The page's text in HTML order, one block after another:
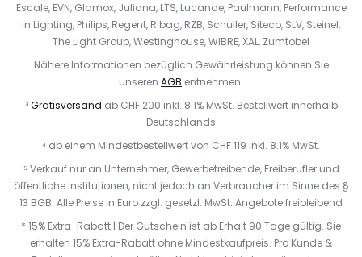
Escale, EVN, Glamox, Juliana, LTS, Lucande, Paulmann, Performance
in Lighting, Philips, Regent, Ribag, RZB, Schuller, Siteco, SLV, Steinel,
The Light Group, Westinghouse, WIBRE, XAL, Zumtobel
Nähere Informationen bezüglich Gewährleistung können Sie
unseren AGB entnehmen.
³Gratisversand ab CHF 200 inkl. 8.1% MwSt. Bestellwert innerhalb
Deutschlands
⁴ ab einem Mindestbestellwert von CHF 119 inkl. 8.1% MwSt.
⁵ Verkauf nur an Unternehmer, Gewerbetreibende, Freiberufler und
öffentliche Institutionen, nicht jedoch an Verbraucher im Sinne des §
13 BGB. Alle Preise in Euro zzgl. gesetzl. MwSt. Angebote freibleibend
* 15% Extra-Rabatt | Der Gutschein ist ab Erhalt 90 Tage gültig. Sie
erhalten 15% Extra-Rabatt ohne Mindestkaufpreis. Pro Kunde &